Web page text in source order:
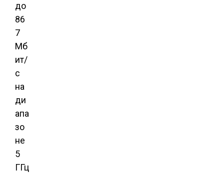
до
86
7
Мб
ит/
с
на
ди
апа
зо
не
5
ГГц